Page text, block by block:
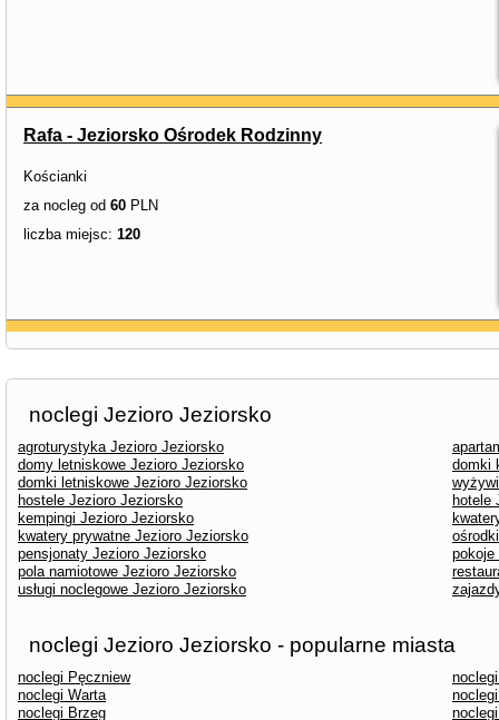
Rafa - Jeziorsko Ośrodek Rodzinny
Kościanki
za nocleg od 60 PLN
liczba miejsc: 120
noclegi Jezioro Jeziorsko
agroturystyka Jezioro Jeziorsko
domy letniskowe Jezioro Jeziorsko
domki
domki letniskowe Jezioro Jeziorsko
hostele Jezioro Jeziorsko
hotele
kempingi Jezioro Jeziorsko
kwatery prywatne Jezioro Jeziorsko
pensjonaty Jezioro Jeziorsko
pokoje
pola namiotowe Jezioro Jeziorsko
usługi noclegowe Jezioro Jeziorsko
noclegi Jezioro Jeziorsko - popularne miasta
noclegi Pęczniew
noclegi Warta
noclegi Brzeg